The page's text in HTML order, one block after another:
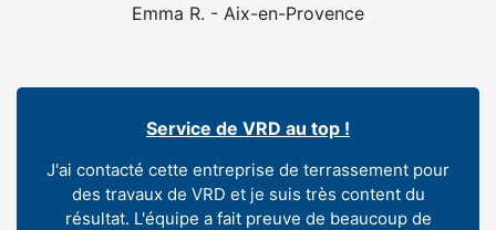
Emma R. - Aix-en-Provence
Service de VRD au top !
J'ai contacté cette entreprise de terrassement pour
des travaux de VRD et je suis très content du
résultat. L'équipe a fait preuve de beaucoup de